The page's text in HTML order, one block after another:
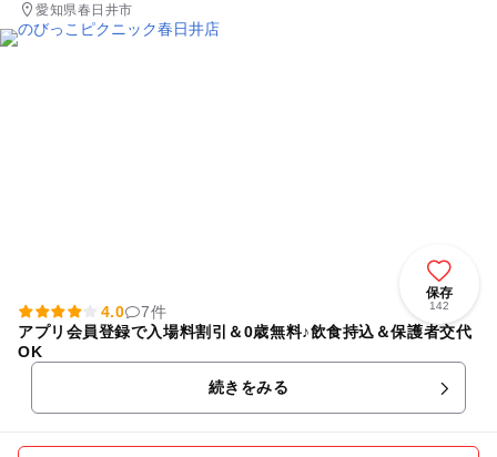
愛知県春日井市
保存
142
4.0
7件
アプリ会員登録で入場料割引＆0歳無料♪飲食持込＆保護者交代
OK
続きをみる